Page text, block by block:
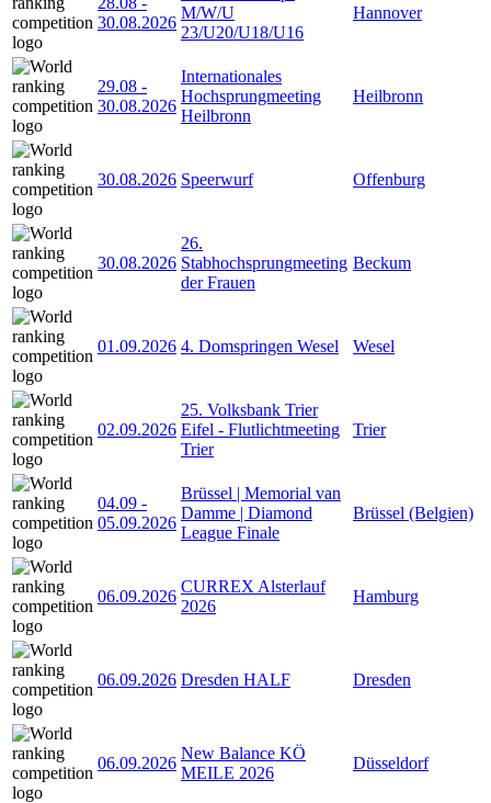
30.08.2026
M/W/U
23/U20/U18/U16
Hannover
29.08 -
30.08.2026
Internationales
Hochsprungmeeting
Heilbronn
Heilbronn
30.08.2026 Speerwurf Offenburg
30.08.2026
26.
Stabhochsprungmeeting
der Frauen
Beckum
01.09.2026 4. Domspringen Wesel Wesel
02.09.2026
25. Volksbank Trier
Eifel - Flutlichtmeeting
Trier
Trier
04.09 -
05.09.2026
Brüssel | Memorial van
Damme | Diamond
League Finale
Brüssel (Belgien)
06.09.2026
CURREX Alsterlauf
2026
Hamburg
06.09.2026 Dresden HALF Dresden
06.09.2026
New Balance KÖ
MEILE 2026
Düsseldorf